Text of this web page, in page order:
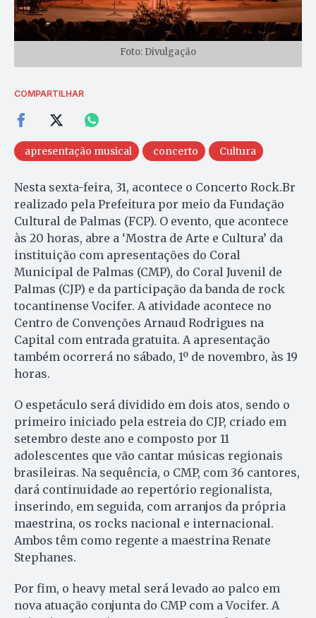
Foto: Divulgação
COMPARTILHAR
apresentação musical concerto Cultura
Nesta sexta-feira, 31, acontece o Concerto Rock.Br
realizado pela Prefeitura por meio da Fundação
Cultural de Palmas (FCP). O evento, que acontece
às 20 horas, abre a ‘Mostra de Arte e Cultura’ da
instituição com apresentações do Coral
Municipal de Palmas (CMP), do Coral Juvenil de
Palmas (CJP) e da participação da banda de rock
tocantinense Vocifer. A atividade acontece no
Centro de Convenções Arnaud Rodrigues na
Capital com entrada gratuita. A apresentação
também ocorrerá no sábado, 1º de novembro, às 19
horas.
O espetáculo será dividido em dois atos, sendo o
primeiro iniciado pela estreia do CJP, criado em
setembro deste ano e composto por 11
adolescentes que vão cantar músicas regionais
brasileiras. Na sequência, o CMP, com 36 cantores,
dará continuidade ao repertório regionalista,
inserindo, em seguida, com arranjos da própria
maestrina, os rocks nacional e internacional.
Ambos têm como regente a maestrina Renate
Stephanes.
Por fim, o heavy metal será levado ao palco em
nova atuação conjunta do CMP com a Vocifer. A